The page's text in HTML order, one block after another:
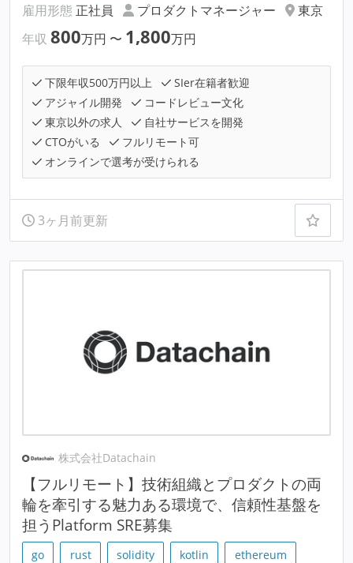
雇用形態 正社員 プロダクトマネージャー
東京
年収 800万円 〜 1,800万円
下限年収500万円以上
SIer在籍者歓迎
アジャイル開発
コードレビュー文化
東京以外の求人
自社サービスを開発
CTOがいる
フルリモート可
オンラインで選考が受けられる
3ヶ月前更新
株式会社Datachain
【フルリモート】技術組織とプロダクトの両
輪を牽引する魅力ある環境で、信頼性基盤を
担うPlatform SRE募集
go rust solidity kotlin
ethereum